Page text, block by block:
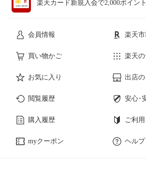
楽天カード新規入会で2,000ポイント
会員情報 楽天
買い物かご 楽天
お気に入り 出店
閲覧履歴 安心･
購入履歴 ご利
myクーポン ヘル